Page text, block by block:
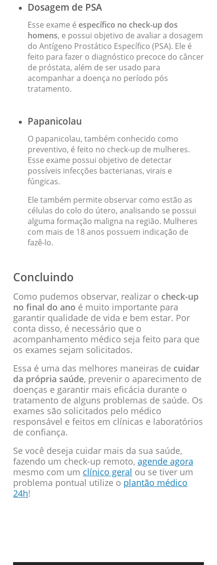
Dosagem de PSA
Esse exame é específico no check-up dos
homens, e possui objetivo de avaliar a dosagem
do Antígeno Prostático Específico (PSA). Ele é
feito para fazer o diagnóstico precoce do câncer
de próstata, além de ser usado para
acompanhar a doença no período pós
tratamento.
Papanicolau
O papanicolau, também conhecido como
preventivo, é feito no check-up de mulheres.
Esse exame possui objetivo de detectar
possíveis infecções bacterianas, virais e
fúngicas.
Ele também permite observar como estão as
células do colo do útero, analisando se possui
alguma formação maligna na região. Mulheres
com mais de 18 anos possuem indicação de
fazê-lo.
Concluindo
Como pudemos observar, realizar o check-up
no final do ano é muito importante para
garantir qualidade de vida e bem estar. Por
conta disso, é necessário que o
acompanhamento médico seja feito para que
os exames sejam solicitados.
Essa é uma das melhores maneiras de cuidar
da própria saúde, prevenir o aparecimento de
doenças e garantir mais eficácia durante o
tratamento de alguns problemas de saúde. Os
exames são solicitados pelo médico
responsável e feitos em clínicas e laboratórios
de confiança.
Se você deseja cuidar mais da sua saúde,
fazendo um check-up remoto, agende agora
mesmo com um clínico geral ou se tiver um
problema pontual utilize o plantão médico
24h!